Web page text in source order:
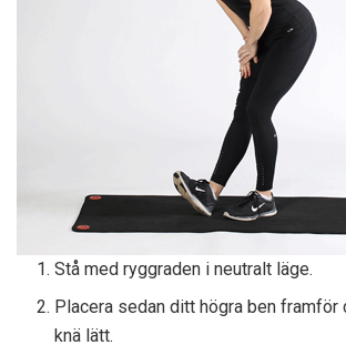
Stå med ryggraden i neutralt läge.
Placera sedan ditt högra ben framför
knä lätt.